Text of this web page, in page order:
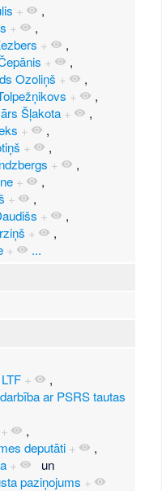
+
,
+
,
+
,
+
,
Ozoliņš +
,
+
,
Šļakota +
,
+
,
+
,
+
,
+
,
+
,
+
,
+
,
+ ...
+
,
ar PSRS tautas
+
,
deputāti +
,
+
un
paziņojums +